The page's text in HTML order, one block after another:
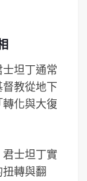
坦丁通常
教從地下
化與大復
士坦丁實
轉與翻